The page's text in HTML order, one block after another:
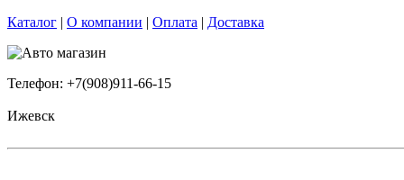
Каталог | О компании | Оплата | Доставка
Телефон: +7(908)911-66-15
Ижевск